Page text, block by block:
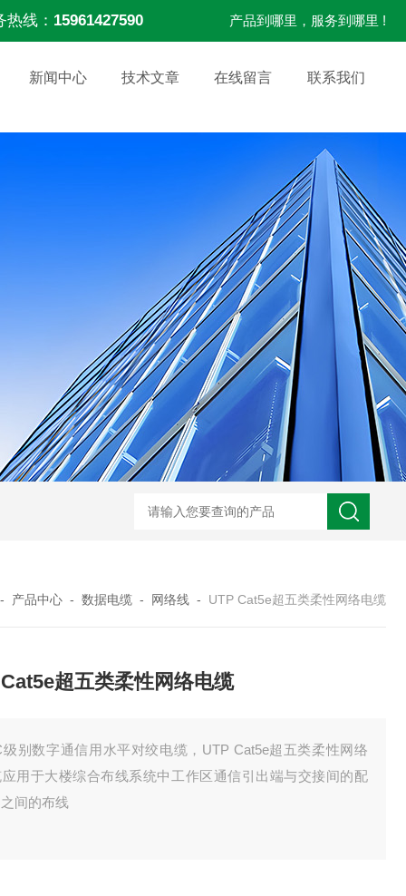
热线： 15961427590 产品到哪里，服务到哪里 !
新闻中心 技术文章 在线留言 联系我们
标准UL3320交联聚乙烯储能电缆 H05VVC4V5-K多芯屏蔽耐油电
产品中心 - 数据电缆 - 网络线 - UTP Cat5e超五类柔性网络电缆
超五类柔性网络电缆
级别数字通信用水平对绞电缆，UTP Cat5e超五类柔性网络
用于大楼综合布线系统中工作区通信引出端与交接间的配
间的布线